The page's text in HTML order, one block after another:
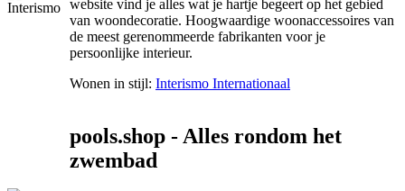
website vind je alles wat je hartje begeert op het gebied
van woondecoratie. Hoogwaardige woonaccessoires van
de meest gerenommeerde fabrikanten voor je
persoonlijke interieur.
Wonen in stijl: Interismo Internationaal
pools.shop - Alles rondom het
zwembad